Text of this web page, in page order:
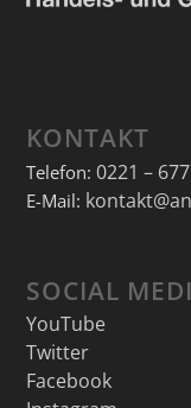
KONTAKT
Telefon: 0221 –
E-Mail:
SOCIAL
YouTube
Twitter
Facebook